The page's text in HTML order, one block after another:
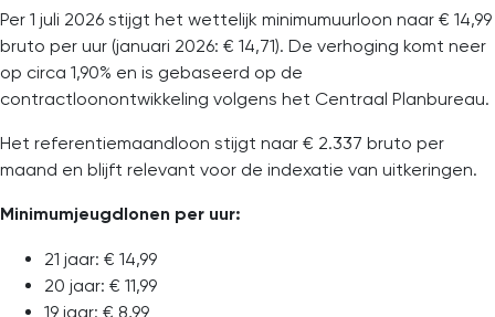
Per 1 juli 2026 stijgt het wettelijk minimumuurloon naar € 14,99
bruto per uur (januari 2026: € 14,71). De verhoging komt neer
op circa 1,90% en is gebaseerd op de
contractloonontwikkeling volgens het Centraal Planbureau.
Het referentiemaandloon stijgt naar € 2.337 bruto per
maand en blijft relevant voor de indexatie van uitkeringen.
Minimumjeugdlonen per uur:
21 jaar: € 14,99
20 jaar: € 11,99
19 jaar: € 8,99